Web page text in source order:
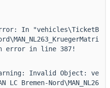
In "vehicles\TicketB
error in line 387!
Invalid Object: ve
Bremen-Nord\MAN_NL26